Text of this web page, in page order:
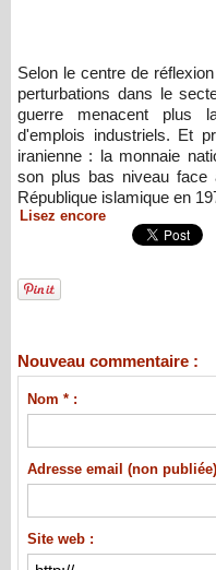
Selon le centre de
perturbations dans le
guerre menacent plus
d'emplois industriels. Et
iranienne : la monnaie
son plus bas niveau face
République islamique en
Lisez encore
Nouveau commentaire :
Nom * :
Adresse email (non
Site web :